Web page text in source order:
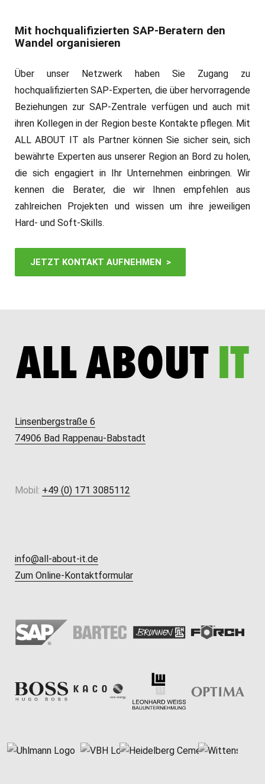
Mit hochqualifizierten SAP-Beratern den
Wandel organisieren
Über unser Netzwerk haben Sie Zugang zu
hochqualifizierten SAP-Experten, die über hervorragende
Beziehungen zur SAP-Zentrale verfügen und auch mit
ihren Kollegen in der Region beste Kontakte pflegen. Mit
ALL ABOUT IT als Partner können Sie sicher sein, sich
bewährte Experten aus unserer Region an Bord zu holen,
die sich engagiert in Ihr Unternehmen einbringen. Wir
kennen die Berater, die wir Ihnen empfehlen aus
zahlreichen Projekten und wissen um ihre jeweiligen
Hard- und Soft-Skills.
JETZT KONTAKT AUFNEHMEN >
Linsenbergstraße 6
74906 Bad Rappenau-Babstadt
Mobil: +49 (0) 171 3085112
info@all-about-it.de
Zum Online-Kontaktformular